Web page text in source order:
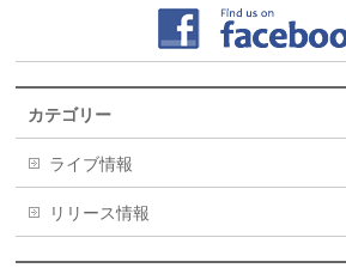
カテゴリー
ライブ情報
リリース情報